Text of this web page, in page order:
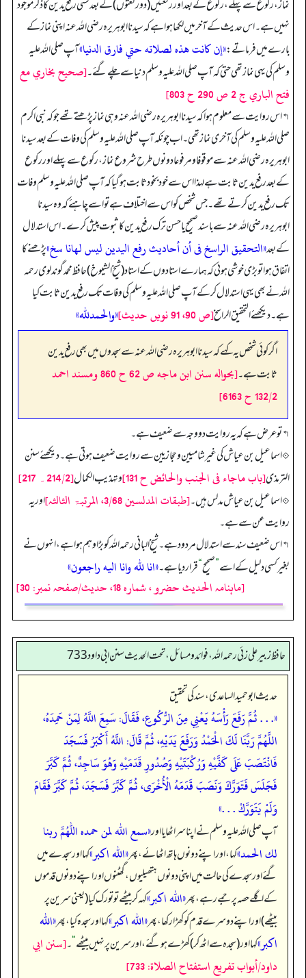
نماز، رکوع سے پہلے، رکوع کے بعد اور رکعتیں (دو رکعتوں) کے بعد کسی رفع یدین کا ذکر موجود
نہیں ہے۔ اس حدیث کے آخر میں لکھا ہوا ہے کہ سیدنا ابوہریرہ رضی اللہ عنہ اپنی نماز کے
بارے میں فرماتے:«إن كانت هذه لصلاته حتي فارق الدنيا»آپ صلی اللہ علیہ
وسلم کی یہی نماز تھی حتی کہ آپ صلی اللہ علیہ وسلم دنیا سے چلے گئے۔[صحيح بخاري مع
فتح الباري ج 2 ص 290 ح 803]
↰ اس روایت سے معلوم ہوا کہ سیدنا ابوہریرہ رضی اللہ عنہ وہی نماز پڑھتے تھے جو کہ نبی اکرم
صلی اللہ علیہ وسلم کی آخری نما ز تھی۔ اب چونکہ آپ صلی اللہ علیہ وسلم کی وفات کے بعد سیدنا
ابوہریرہ رضی اللہ عنہ سے موقوفا و مرفوعا دونوں طرح شروع نماز، رکوع سے پہلے اور رکوع
کے بعد رفع یدین ثابت ہے لہذا اس سے خودبخود ثابت ہو گیا کہ آپ صلی اللہ علیہ وسلم وفات
تک رفع یدین کرتے تھے۔ جس شخص کو اس سے اختلاف ہے تو اسے چاہئے کہ وہ سیدنا
ابوہریرہ رضی اللہ عنہ سے باسند صحیح یا حسن ترک رفع یدین کا ثبوت پیش کرے۔ اس استدلال
کے بعد«التحقیق الراسخ فی أن أحادیث رفع الیدین لیس لھانا سخ»پڑھنے کا
اتفاق ہوا تو بڑی خوشی ہوئی کہ ہمارے استادوں کے استاد (شیخ الشیوخ) حافظ محمد گوندلوی رحمه
الله نے بھی یہی استدلال کر کے آپ صلی اللہ علیہ وسلم کی وفات تک رفع یدین ثابت کیا
ہے۔ دیکھئے التحقیق الراسخ[ص 90، 91 نویں حدیث] «والحمدلله»
اگر کوئی شخص یہ کہے کہ سیدنا ابوہریرہ رضی اللہ عنہ سے سجدوں میں بھی رفع یدین
ثابت ہے۔
[بحواله سنن ابن ماجه ص 62 ح 860 ومسند احمد
132/2 ح 6163]
↰ تو عرض ہے کہ یہ روایت دو وجہ سے ضعیف ہے۔
⟐ اسماعیل بن عیاش کی غیر شامیین و حجازیین سے روایت ضعیف ہوتی ہے۔ دیکھئے سنن
الترمذی[باب ماجاء فی الجنب والحائض ح 131] وتہذیب الکمال[214/2۔ 217]
⟐ اسماعیل بن عیاش مدلس ہیں۔[طبقات المدلسین 3/68، المرتبۃ الثالثہ]
اور یہ
روایت عن سے ہے۔
↰ اس ضعیف سند سے استدلال مردود ہے۔ شیخ البانی رحمه الله کو بڑا وہم ہوا ہے، انہوں نے
بغیر کسی دلیل کے اسے” صحیح“قرار دیا ہے۔«انا لله وانا اليه راجعون»
[ماہنامہ الحدیث حضرو ، شمارہ 18، حدیث/صفحہ نمبر: 30]
حافظ زبير على زئي رحمه الله، فوائد و مسائل، تحت الحديث سنن ابي داود 733
حدیث ابو حمید الساعدی، سند کی تحقیق
«. . . ثُمَّ رَفَعَ رَأْسَهُ يَعْنِي مِنَ الرُّكُوعِ، فَقَالَ: سَمِعَ اللَّهُ لِمَنْ حَمِدَهُ،
اللَّهُمَّ رَبَّنَا لَكَ الْحَمْدُ وَرَفَعَ يَدَيْهِ، ثُمَّ قَالَ: اللَّهُ أَكْبَرُ فَسَجَدَ
فَانْتَصَبَ عَلَى كَفَّيْهِ وَرُكْبَتَيْهِ وَصُدُورِ قَدَمَيْهِ وَهُوَ سَاجِدٌ، ثُمَّ كَبَّرَ
فَجَلَسَ فَتَوَرَّكَ وَنَصَبَ قَدَمَهُ الْأُخْرَى، ثُمَّ كَبَّرَ فَسَجَدَ، ثُمَّ كَبَّرَ فَقَامَ
وَلَمْ يَتَوَرَّكْ . . .»
آپ صلی اللہ علیہ وسلم نے اپنا سر اٹھایا اور«سمع الله لمن حمده اللهم ربنا
لك الحمد»کہا، اور اپنے دونوں ہاتھ اٹھائے، پھر«الله اكبر»کہا اور سجدے میں
گئے اور سجدے کی حالت میں اپنی دونوں ہتھیلیوں، گھٹنوں اور اپنے دونوں قدموں
کے اگلے حصہ پر جمے رہے، پھر«الله اكبر»کہہ کر بیٹھے تو تورک کیا (یعنی سرین پر
بیٹھے) اور اپنے دوسرے قدم کو کھڑا رکھا، پھر«الله اكبر»کہا اور سجدہ کیا، پھر«الله
اكبر»کہا اور (سجدہ سے اٹھ کر) کھڑے ہو گئے، اور سرین پر نہیں بیٹھے“۔[سنن ابي
داود/أبواب تفريع استفتاح الصلاة: 733]